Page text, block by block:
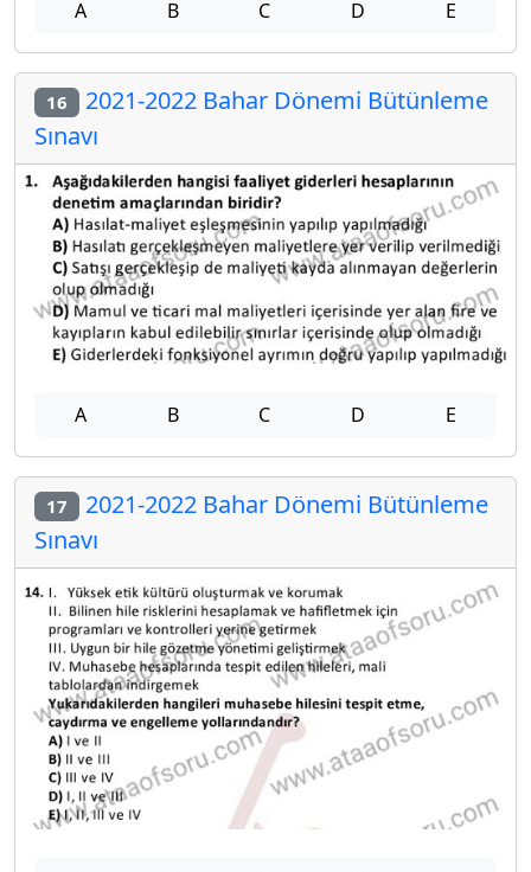
A B C D E
16 2021-2022 Bahar Dönemi Bütünleme
Sınavı
A B C D E
17 2021-2022 Bahar Dönemi Bütünleme
Sınavı